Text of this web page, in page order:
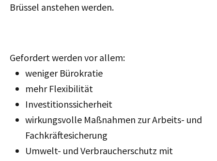
Brüssel anstehen werden.
Gefordert werden vor allem:
weniger Bürokratie
mehr Flexibilität
Investitionssicherheit
wirkungsvolle Maßnahmen zur Arbeits- und
Fachkräftesicherung
Umwelt- und Verbraucherschutz mit